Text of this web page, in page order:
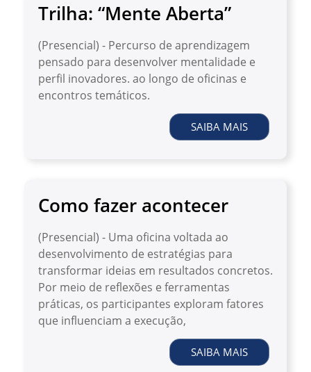
Trilha: “Mente Aberta”
(Presencial) - Percurso de aprendizagem
pensado para desenvolver mentalidade e
perfil inovadores. ao longo de oficinas e
encontros temáticos.
SAIBA MAIS
Como fazer acontecer
(Presencial) - Uma oficina voltada ao
desenvolvimento de estratégias para
transformar ideias em resultados concretos.
Por meio de reflexões e ferramentas
práticas, os participantes exploram fatores
que influenciam a execução,
SAIBA MAIS